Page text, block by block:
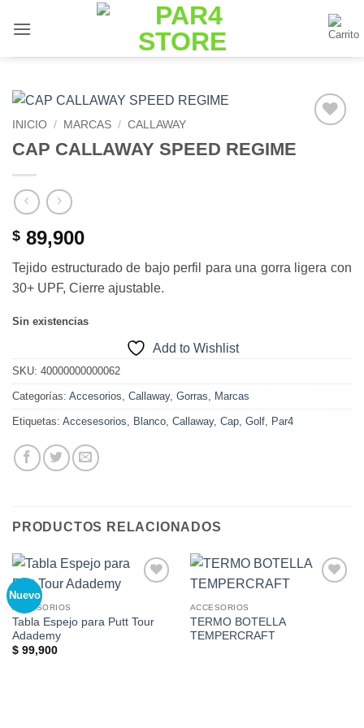
INICIO / MARCAS / CALLAWAY
CAP CALLAWAY SPEED REGIME
$ 89,900
Tejido estructurado de bajo perfil para una gorra ligera con
30+ UPF, Cierre ajustable.
Sin existencias
Add to Wishlist
SKU: 40000000000062
Categorías: Accesorios, Callaway, Gorras, Marcas
Etiquetas: Accesesorios, Blanco, Callaway, Cap, Golf, Par4
PRODUCTOS RELACIONADOS
Nuevo
ACCESORIOS
Tabla Espejo para Putt Tour
Adademy
$99,900
ACCESORIOS
TERMO BOTELLA
TEMPERCRAFT